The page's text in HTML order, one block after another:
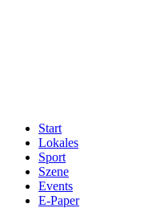
Start
Lokales
Sport
Szene
Events
E-Paper